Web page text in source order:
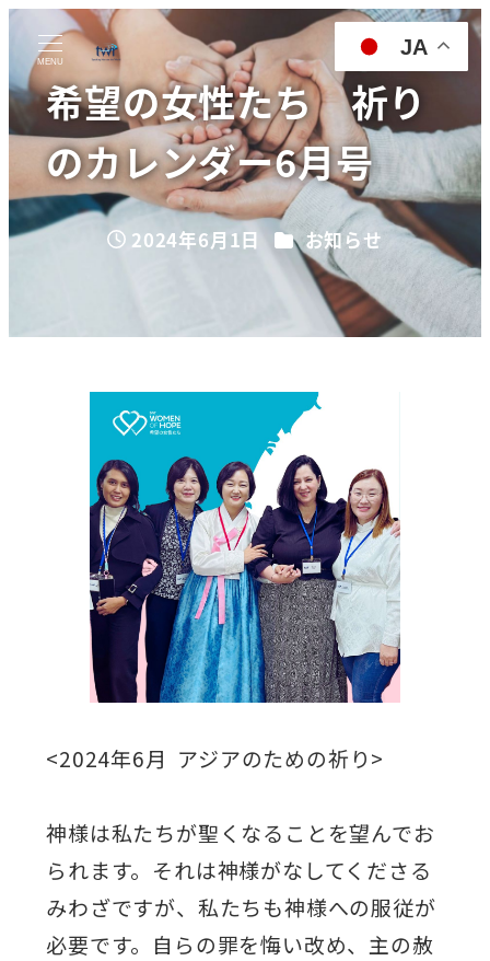
MENU
希望の女性たち 祈り
のカレンダー6月号
投稿日
2024年6月1日 カテゴリー
お知らせ
<2024年6月 アジアのための祈り>
神様は私たちが聖くなることを望んでお
られます。それは神様がなしてくださる
みわざですが、私たちも神様への服従が
必要です。自らの罪を悔い改め、主の赦
JA